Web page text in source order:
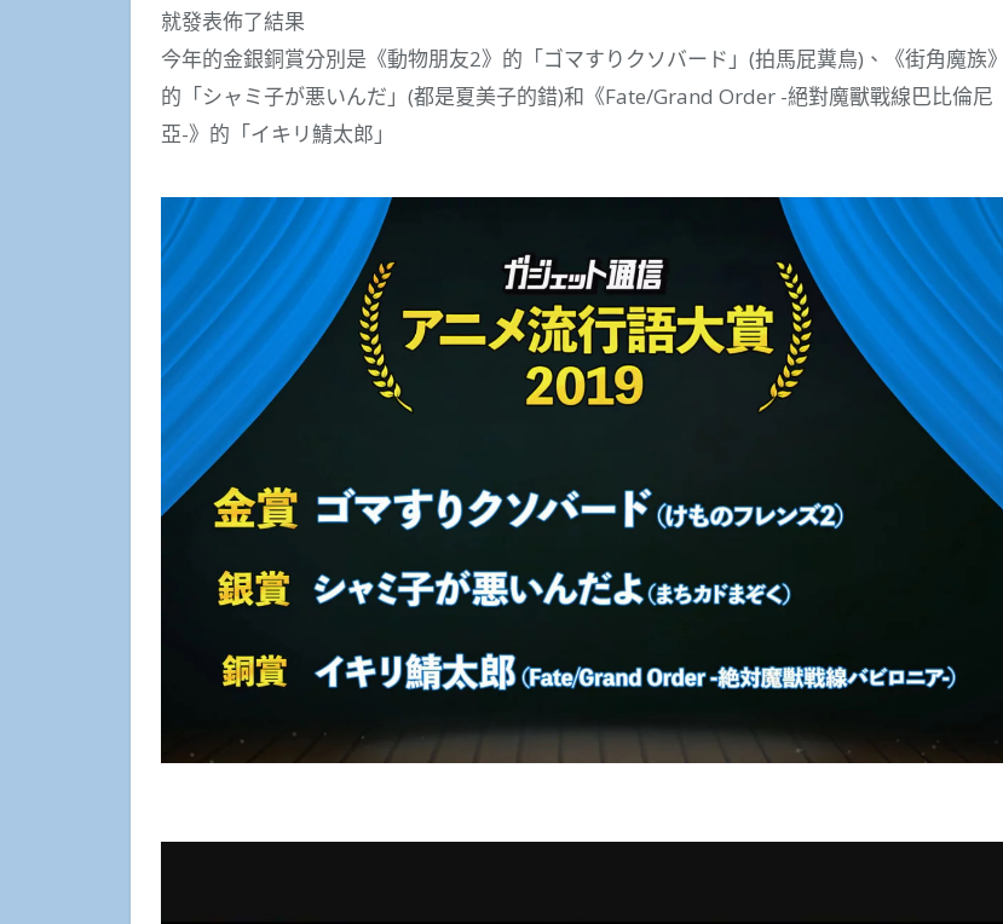
就發表佈了結果
今年的金銀銅賞分別是《動物朋友2》的「ゴマすりクソバード」(拍馬屁糞鳥)、《街角魔族》
的「シャミ子が悪いんだ」(都是夏美子的錯)和《Fate/Grand Order -絕對魔獸戰線巴比倫尼
亞-》的「イキリ鯖太郎」